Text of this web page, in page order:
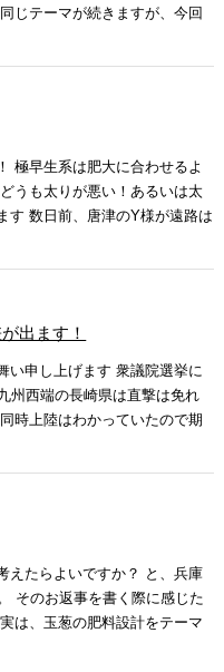
じテーマが続きますが、今回
極早生系は肥大に合わせるよ
うも太りが悪い！あるいは太
す 数日前、唐津のY様が遠路は
出ます！
い申し上げます 衆議院選挙に
州西端の長崎県は直撃は免れ
時上陸はわかっていたので期
えたらよいですか？ と、兵庫
そのお返事を書く際に感じた
は、玉葱の肥料設計をテーマ